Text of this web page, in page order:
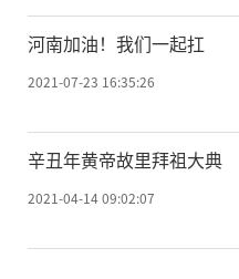
河南加油！我们一起扛
2021-07-23 16:35:26
辛丑年黄帝故里拜祖大典
2021-04-14 09:02:07